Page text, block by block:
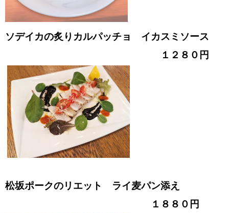
ソデイカの炙りカルパッチョ イカスミソース
１２８０円
松坂ポークのリエット ライ麦パン添え
１８８０円